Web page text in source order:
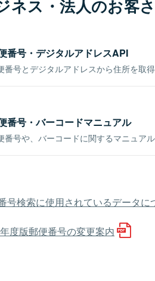
ネス・法人のお客
番号・デジタルアドレスAPI
番号とデジタルアドレスから住所を取
番号・バーコードマニュアル
番号や、バーコードに関するマニュアル
号検索に使用されているデータに
度版郵便番号の変更案内